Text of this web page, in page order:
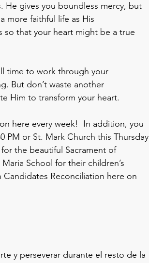
He gives you boundless mercy, but
more faithful life as His
so that your heart might be a true
time to work through your
But don’t waste another
Him to transform your heart.
here every week!  In addition, you
PM or St. Mark Church this Thursday
the beautiful Sacrament of
School for their children’s
Reconciliation here on
y perseverar durante el resto de la